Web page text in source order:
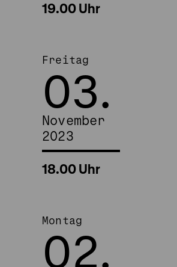
19.00 Uhr
Freitag
03.
November
2023
18.00 Uhr
Montag
02.